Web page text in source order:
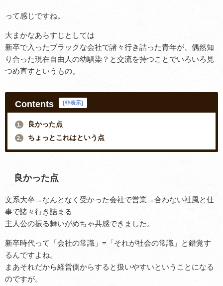
って感じですね。
大まかなあらすじとしては
新卒で入ったブラックな会社で諸々行き詰った青年が、偶然知
り合った現在自由人の幼馴染？と交流を持つことでいろいろ見
つめ直すというもの。
Contents [非表示]
1. 良かった点
2. ちょっとこれはという点
良かった点
文系大卒→なんとなく受かった会社で営業→合わない社風と仕
事で諸々行き詰まる
主人公の振る舞いがめちゃ共感できました。
新卒時代って「会社の常識」=「それが社会の常識」と錯覚す
るんですよね。
まあそれだから経営側からすると扱いやすいということになる
のですが。